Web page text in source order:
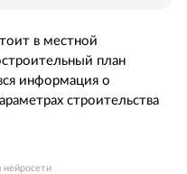
в местной
план
информация о
строительства